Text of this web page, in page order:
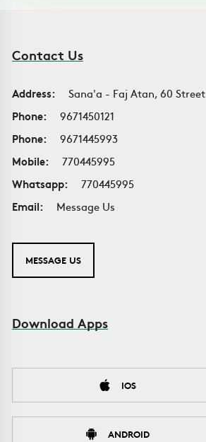
Contact Us
Address:
Sana'a - Faj Atan, 60 Street
Phone:
9671450121
Phone:
9671445993
Mobile:
770445995
Whatsapp:
770445995
Email:
Message Us
MESSAGE US
Download Apps
IOS
ANDROID